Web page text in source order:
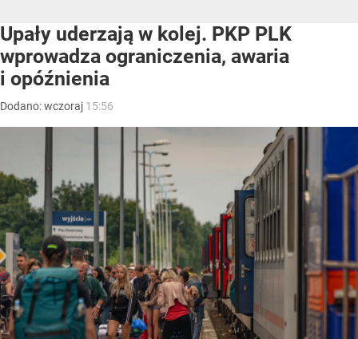
Upały uderzają w kolej. PKP PLK
wprowadza ograniczenia, awaria
i opóźnienia
Dodano:wczoraj 15:56